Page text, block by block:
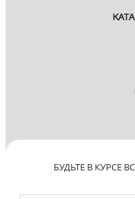
БУДЬТЕ В КУРСЕ